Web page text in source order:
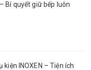
Bí quyết giữ bếp luôn
INOXEN – Tiện ích